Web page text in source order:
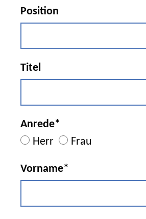
Position
Titel
Anrede*
Herr
Frau
Vorname*